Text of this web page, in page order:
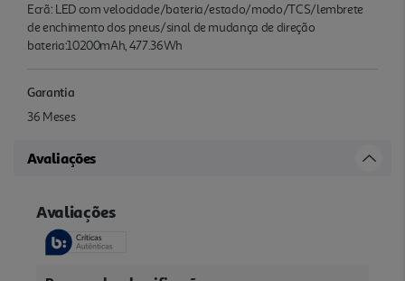
Ecrã: LED com velocidade/bateria/estado/modo/TCS/lembrete
de enchimento dos pneus/sinal de mudança de direção
bateria:10200mAh, 477.36Wh
Garantia
36 Meses
Avaliações